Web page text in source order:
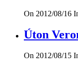
On 2012/08/16
Úton
On 2012/08/15